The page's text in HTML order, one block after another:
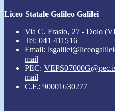
Liceo Statale Galileo Galilei
Via C. Frasio, 27 - Dolo
Tel: 041 411516
Email:
mail
PEC:
mail
C.F.: 90001630277